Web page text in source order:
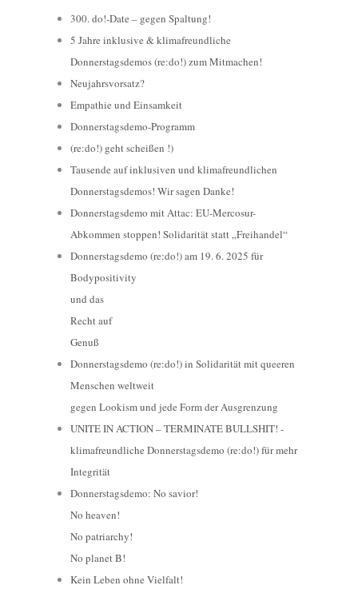
300. do!-Date – gegen Spaltung!
5 Jahre inklusive & klimafreundliche
Donnerstagsdemos (re:do!) zum Mitmachen!
Neujahrsvorsatz?
Empathie und Einsamkeit
Donnerstagsdemo-Programm
(re:do!) geht scheißen !)
Tausende auf inklusiven und klimafreundlichen
Donnerstagsdemos! Wir sagen Danke!
Donnerstagsdemo mit Attac: EU-Mercosur-
Abkommen stoppen! Solidarität statt „Freihandel“
Donnerstagsdemo (re:do!) am 19. 6. 2025 für
Bodypositivity
und das
Recht auf
Genuß
Donnerstagsdemo (re:do!) in Solidarität mit queeren
Menschen weltweit
gegen Lookism und jede Form der Ausgrenzung
UNITE IN ACTION – TERMINATE BULLSHIT! -
klimafreundliche Donnerstagsdemo (re:do!) für mehr
Integrität
Donnerstagsdemo: No savior!
No heaven!
No patriarchy!
No planet B!
Kein Leben ohne Vielfalt!